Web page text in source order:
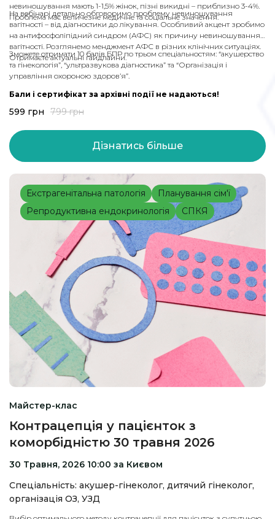
невиношування мають 1-1,5% жінок, пізні викидні – приблизно 3-4%.
Проблема має величезне медичне та соціальне значення.
На вебінарі детально обговоримо проблему невиношування
вагітності – від діагностики до лікування. Особливий акцент зробимо
на антифосфоліпідний синдром (АФС) як причину невиношування
вагітності. Розглянемо менджмент АФС в різних клінічних ситуаціях.
Отримаєте актуальні гайдлайни.
Зможете отримати 10 балів БПР по трьом спеціальностям: “акушерство
та гінекологія”, “ультразвукова діагностика” та “Організація і
управління охороною здоров’я”.
Бали і сертифікат за архівні події не надаються!
599 грн 799грн
Дізнатись більше
Екстрагенітальна патологія
Планування сім'ї
Репродуктивна ендокринологія
СПКЯ
Майстер-клас
Контрацепція у пацієнток з
коморбідністю 30 травня 2026
30 Травня, 2026 10:00 за Києвом
Спеціальність: акушер-гінеколог, дитячий гінеколог,
організація ОЗ, УЗД